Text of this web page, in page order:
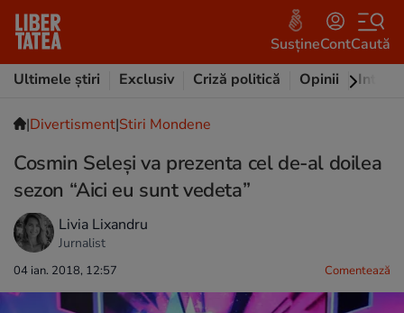
SusțineContCaută
Ultimele știri
Exclusiv Criză politică Opinii
|Divertisment|Stiri Mondene
Cosmin Seleși va prezenta cel de-al doilea
sezon “Aici eu sunt vedeta”
Livia Lixandru
Jurnalist
04 ian. 2018, 12:57 Comentează